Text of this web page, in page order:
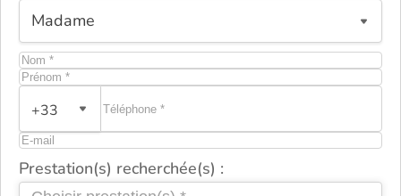
+33
Prestation(s) recherchée(s) :